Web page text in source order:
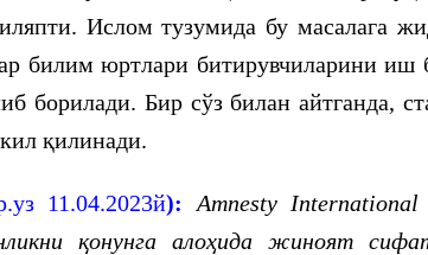
Ислом тузумида бу масалага
билим юртлари битирувчиларини иш
борилади. Бир сўз билан айтганда,
қилинади.
11.04.2023й):
Amnesty
қонунга алоҳида жиноят